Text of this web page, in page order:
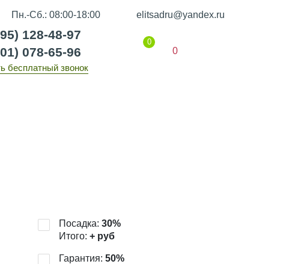
Пн.-Сб.: 08:00-18:00 elitsadru@yandex.ru
128-48-97
078-65-96
бесплатный звонок
0
0
Посадка: 30%
Итого: +руб
Гарантия: 50%